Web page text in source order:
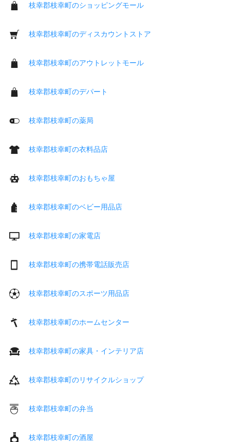
枝幸郡枝幸町のショッピングモール
枝幸郡枝幸町のディスカウントストア
枝幸郡枝幸町のアウトレットモール
枝幸郡枝幸町のデパート
枝幸郡枝幸町の薬局
枝幸郡枝幸町の衣料品店
枝幸郡枝幸町のおもちゃ屋
枝幸郡枝幸町のベビー用品店
枝幸郡枝幸町の家電店
枝幸郡枝幸町の携帯電話販売店
枝幸郡枝幸町のスポーツ用品店
枝幸郡枝幸町のホームセンター
枝幸郡枝幸町の家具・インテリア店
枝幸郡枝幸町のリサイクルショップ
枝幸郡枝幸町の弁当
枝幸郡枝幸町の酒屋